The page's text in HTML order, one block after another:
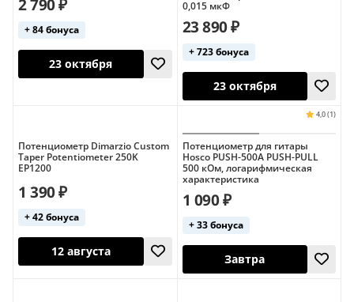
23 октября 23 октября
2 790 ₽
+ 84 бонуса
0,015 мкФ
23 890 ₽
+ 723 бонуса
Потенциометр Dimarzio Custom
Taper Potentiometer 250K
EP1200
1 390 ₽
+ 42 бонуса
Потенциометр для гитары
Hosco PUSH-500A PUSH-PULL
500 кОм, логарифмическая
характеристика
1 090 ₽
+ 33 бонуса